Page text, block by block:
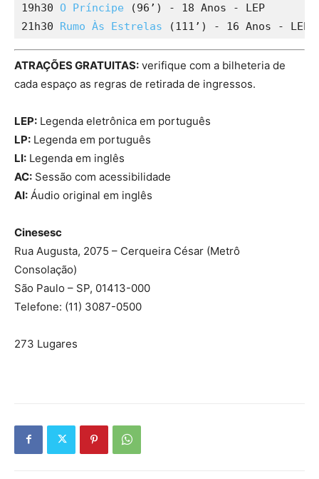
19h30 O Príncipe (96’) - 18 Anos - LEP
21h30 Rumo Às Estrelas (111’) - 16 Anos - LEP
ATRAÇÕES GRATUITAS: verifique com a bilheteria de
cada espaço as regras de retirada de ingressos.
LEP: Legenda eletrônica em português
LP: Legenda em português
LI: Legenda em inglês
AC: Sessão com acessibilidade
AI: Áudio original em inglês
Cinesesc
Rua Augusta, 2075 – Cerqueira César (Metrô
Consolação)
São Paulo – SP, 01413-000
Telefone: (11) 3087-0500
273 Lugares